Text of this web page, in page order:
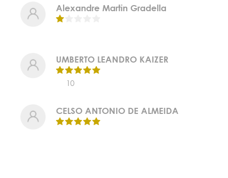
Alexandre Martin Gradella
UMBERTO LEANDRO KAIZER
10
CELSO ANTONIO DE ALMEIDA